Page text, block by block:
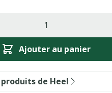
Ajouter au panier
de Heel